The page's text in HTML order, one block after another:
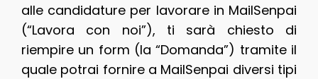
alle candidature per lavorare in MailSenpai
(“Lavora con noi”), ti sarà chiesto di
riempire un form (la “Domanda”) tramite il
quale potrai fornire a MailSenpai diversi tipi